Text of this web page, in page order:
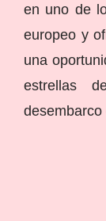
en uno de
europeo y
una
estrellas